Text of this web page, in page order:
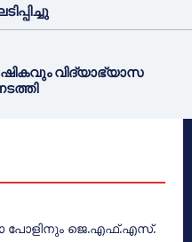
വിദ്യാഭ്യാസ
പോളിനും ജെ.എഫ്.എസ്.